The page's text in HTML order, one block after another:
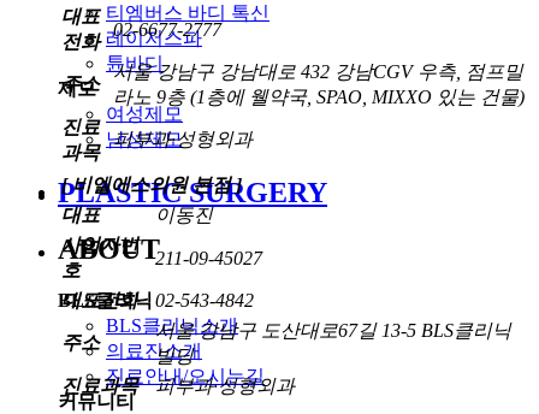
티엠버스 바디 톡신
레이저스파
튠바디
제모
여성제모
남성제모
PLASTIC SURGERY
ABOUT
BLS클리닉
BLS클리닉소개
의료진소개
진료안내/오시는길
커뮤니티
대표
전화
02-6677-2777
주소
서울 강남구 강남대로 432 강남CGV 우측, 점프밀
라노 9층 (1층에 웰약국, SPAO, MIXXO 있는 건물)
진료
과목
피부과·성형외과
[ 비엘에스의원 본점 ]
대표
이동진
사업자번
호
211-09-45027
대표전화 02-543-4842
주소
서울 강남구 도산대로67길 13-5 BLS클리닉
빌딩
진료과목
피부과·성형외과